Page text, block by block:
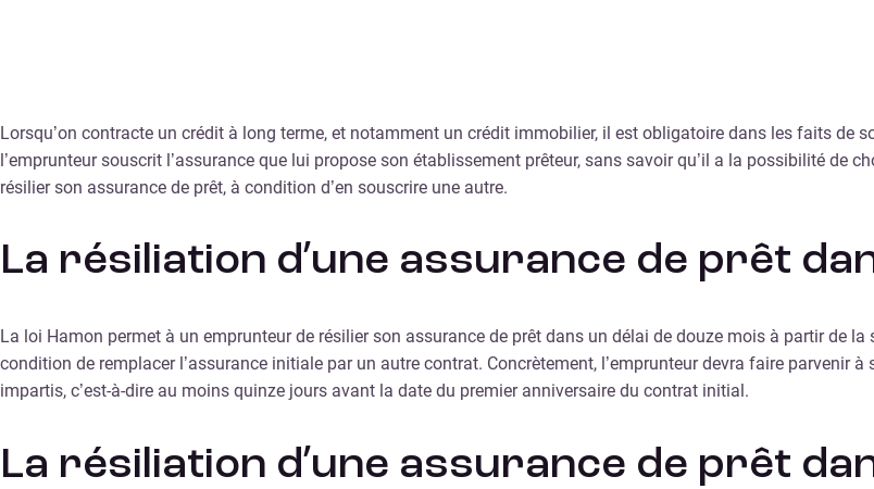
Lorsqu’on contracte un crédit à long terme, et notamment un crédit immobilier, il est obligatoire dans les faits de
l’emprunteur souscrit l’assurance que lui propose son établissement prêteur, sans savoir qu’il a la possibilité de
résilier son assurance de prêt, à condition d’en souscrire une autre.
La résiliation d’une assurance de prêt
La loi Hamon permet à un emprunteur de résilier son assurance de prêt dans un délai de douze mois à partir de
condition de remplacer l’assurance initiale par un autre contrat. Concrètement, l’emprunteur devra faire parvenir
impartis, c’est-à-dire au moins quinze jours avant la date du premier anniversaire du contrat initial.
La résiliation d’une assurance de prêt